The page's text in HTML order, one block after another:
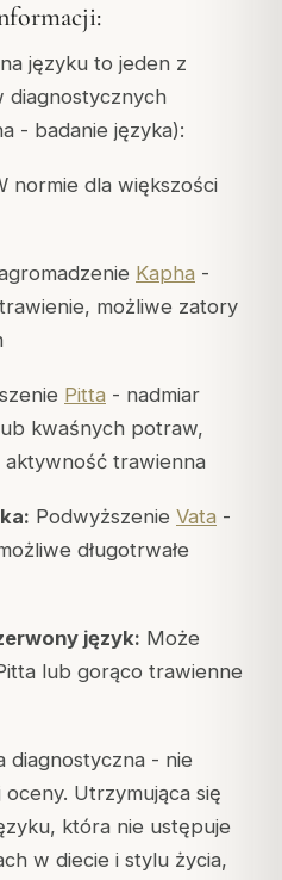
języku to jeden z
diagnostycznych
- badanie języka):
normie dla większości
Kapha -
możliwe zatory
Pitta - nadmiar
kwaśnych potraw,
aktywność trawienna
Podwyższenie Vata -
długotrwałe
język: Może
lub gorąco trawienne
diagnostyczna - nie
Utrzymująca się
która nie ustępuje
w diecie i stylu życia,